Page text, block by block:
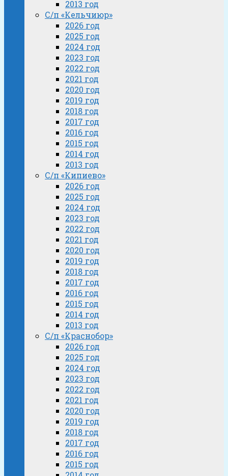
2013 год
С/п «Кельчиюр»
2026 год
2025 год
2024 год
2023 год
2022 год
2021 год
2020 год
2019 год
2018 год
2017 год
2016 год
2015 год
2014 год
2013 год
С/п «Кипиево»
2026 год
2025 год
2024 год
2023 год
2022 год
2021 год
2020 год
2019 год
2018 год
2017 год
2016 год
2015 год
2014 год
2013 год
С/п «Краснобор»
2026 год
2025 год
2024 год
2023 год
2022 год
2021 год
2020 год
2019 год
2018 год
2017 год
2016 год
2015 год